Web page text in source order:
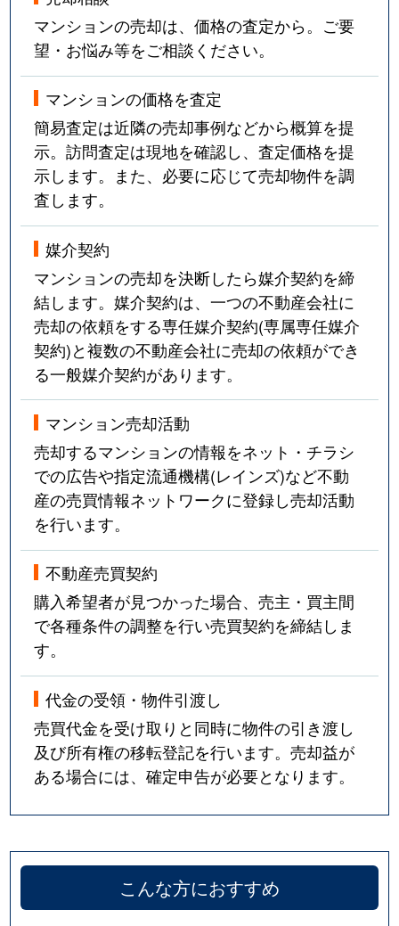
3,600万円
吹上(愛知)
富士見台
3,100万円
富士見台
1,500万円
富士見台
3,800万円
自由ケ丘(愛知)
富士見台
4,000万円
自由ケ丘(愛知)
富士見台
3,800万円
自由ケ丘(愛知)
富士見台
3,500万円
自由ケ丘(愛知)
法王町
9,000万円
覚王山
法王町
5,200万円
覚王山
法王町
12,000万円
覚王山
豊年町
4,100万円
千種
星が丘山手
5,400万円
星ケ丘(愛知)
星が丘山手
星が丘山手
穂波町
4,200万円
覚王山
穂波町
丸山町
3,500万円
御影町
2,700万円
茶屋ケ坂
四谷通
6,000万円
名古屋大学
若水
1,900万円
池下
若水
2,300万円 池下
マンションの売却は、価格の査定から。ご要
望・お悩み等をご相談ください。
マンションの価格を査定
簡易査定は近隣の売却事例などから概算を提
示。訪問査定は現地を確認し、査定価格を提
示します。また、必要に応じて売却物件を調
査します。
媒介契約
マンションの売却を決断したら媒介契約を締
結します。媒介契約は、一つの不動産会社に
売却の依頼をする専任媒介契約(専属専任媒介
契約)と複数の不動産会社に売却の依頼ができ
る一般媒介契約があります。
マンション売却活動
売却するマンションの情報をネット・チラシ
での広告や指定流通機構(レインズ)など不動
産の売買情報ネットワークに登録し売却活動
を行います。
不動産売買契約
購入希望者が見つかった場合、売主・買主間
で各種条件の調整を行い売買契約を締結しま
す。
代金の受領・物件引渡し
売買代金を受け取りと同時に物件の引き渡し
及び所有権の移転登記を行います。売却益が
ある場合には、確定申告が必要となります。
こんな方におすすめ